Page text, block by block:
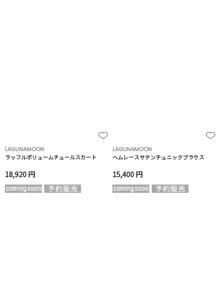
LAGUNAMOON
ラッフルボリュームチュールスカート
18,920 円
LAGUNAMOON
ヘムレースサテンチュニックブラウス
15,400 円